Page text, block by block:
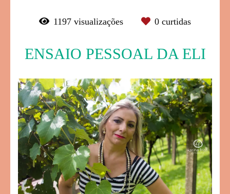
1197 visualizações 0 curtidas
ENSAIO PESSOAL DA ELI